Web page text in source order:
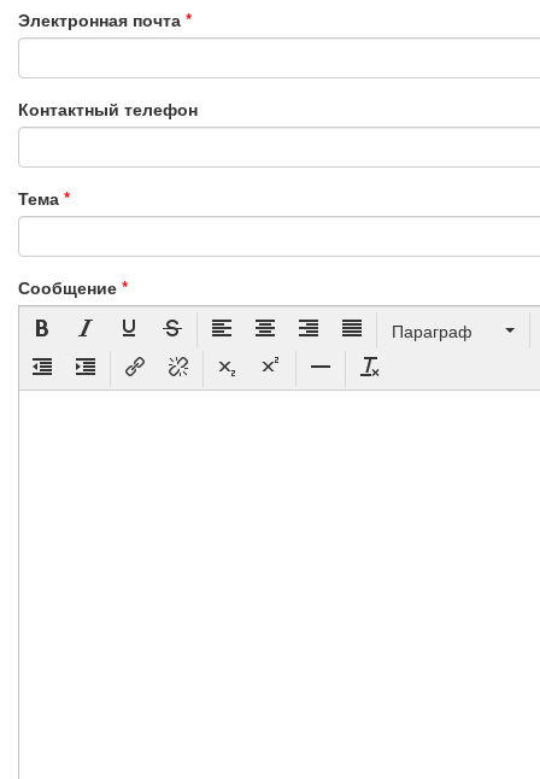
Электронная почта *
Контактный телефон
Тема *
Сообщение *
Параграф